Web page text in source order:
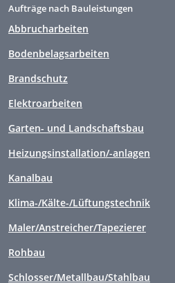
Aufträge nach Bauleistungen
Abbrucharbeiten
Bodenbelagsarbeiten
Brandschutz
Elektroarbeiten
Garten- und Landschaftsbau
Heizungsinstallation/-anlagen
Kanalbau
Klima-/Kälte-/Lüftungstechnik
Maler/Anstreicher/Tapezierer
Rohbau
Schlosser/Metallbau/Stahlbau